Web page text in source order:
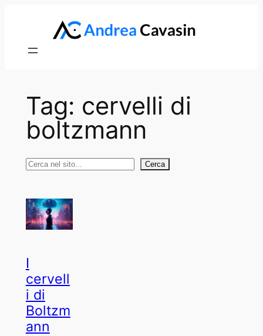
Tag: cervelli di
boltzmann
Cerca Cerca
I
cervell
i di
Boltzm
ann